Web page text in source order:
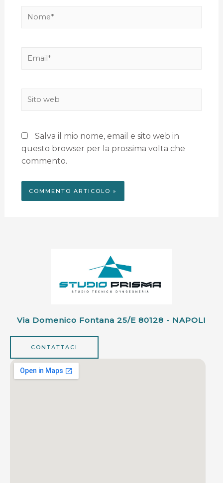
Salva il mio nome, email e sito web in
questo browser per la prossima volta che
commento.
Via Domenico Fontana 25/e 80128 - NAPOLI
CONTATTACI